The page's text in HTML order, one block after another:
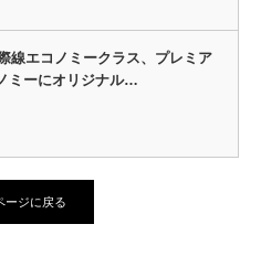
線エコノミークラス、プレミア
ミーにオリジナル…
ージに戻る